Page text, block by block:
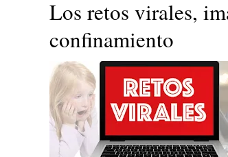
Los retos virales,
confinamiento